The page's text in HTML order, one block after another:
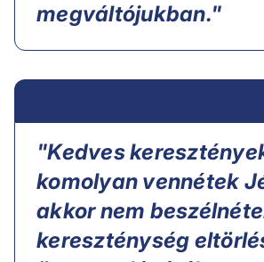
megváltójukban."
"Kedves
komolyan vennétek
akkor nem
kereszténység